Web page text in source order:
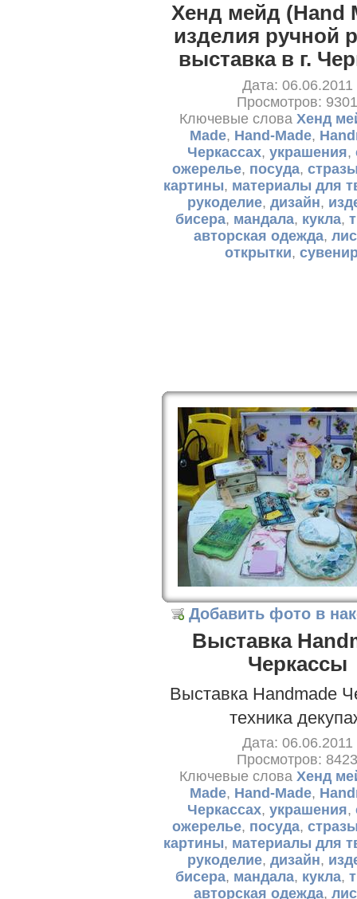
Хенд мейд (Hand
изделия ручной
выставка в г.
Дата: 06.06.2011
Просмотров: 9301
Ключевые слова Хенд
Made, Hand-Made,
Черкассах, украшения,
ожерелье, посуда,
картины, материалы для
рукоделие, дизайн,
бисера, мандала, кукла,
авторская одежда,
открытки,
Добавить фото в
Выставка
Черкассы
Выставка Handmade
техника
Дата: 06.06.2011
Просмотров: 8423
Ключевые слова Хенд
Made, Hand-Made,
Черкассах, украшения,
ожерелье, посуда,
картины, материалы для
рукоделие, дизайн,
бисера, мандала, кукла,
авторская одежда,